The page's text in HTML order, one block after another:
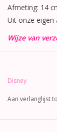
Afmeting: 14
Uit onze eigen
Wijze van
Disney
Aan verlanglijst